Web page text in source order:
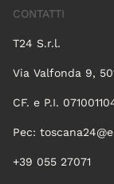
CONTATTI
T24 S.r.l.
Via Valfonda 9,
CF. e P.I.
Pec:
+39 055 27071